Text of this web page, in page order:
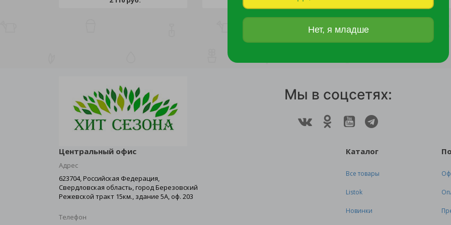
Нет, я младше
Мы в соцсетях:
Центральный офис
Адрес
623704, Российская Федерация,
Свердловская область, город Березовский
Режевской тракт 15км., здание 5А, оф. 203
Телефон
Каталог
Все товары
Listok
Новинки